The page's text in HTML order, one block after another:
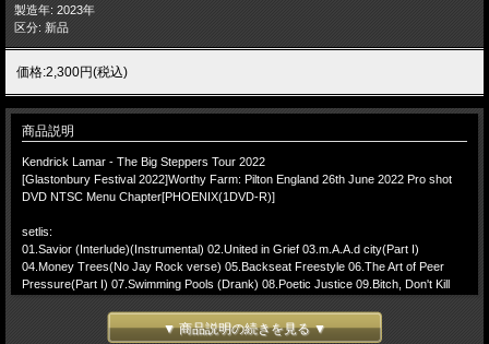
製造年: 2023年
区分: 新品
価格:2,300円(税込)
商品説明
Kendrick Lamar - The Big Steppers Tour 2022
[Glastonbury Festival 2022]Worthy Farm: Pilton England 26th June 2022 Pro shot
DVD NTSC Menu Chapter[PHOENIX(1DVD-R)]
setlis:
01.Savior (Interlude)(Instrumental) 02.United in Grief 03.m.A.A.d city(Part I)
04.Money Trees(No Jay Rock verse) 05.Backseat Freestyle 06.The Art of Peer
Pressure(Part I) 07.Swimming Pools (Drank) 08.Poetic Justice 09.Bitch, Don't Kill
15.Institutionalized(Part I) 16.The Blacker the Berry 17.BLOOD 18.DNA
19.ELEMENT 20.Silent Hill 21.LOYALTY 22.LUST 23.Encore Break
▼ 商品説明の続きを見る ▼